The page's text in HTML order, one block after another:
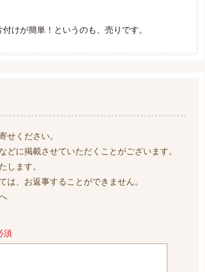
けが簡単！というのも、売りです。
せください。
に掲載させていただくことがございます。
します。
、お返事することができません。
須